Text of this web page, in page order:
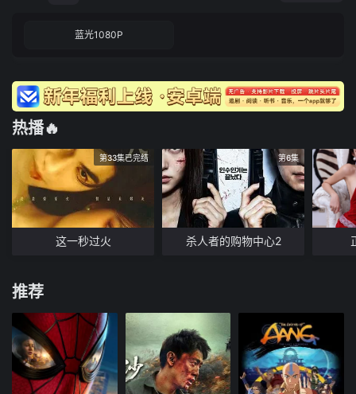
蓝光1080P
热播🔥
第33集已完结
这一秒过火
第6集
杀人者的购物中心2
推荐